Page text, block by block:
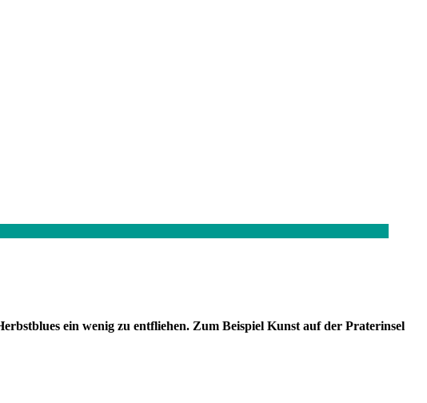
ein wenig zu entfliehen. Zum Beispiel Kunst auf der Praterinsel